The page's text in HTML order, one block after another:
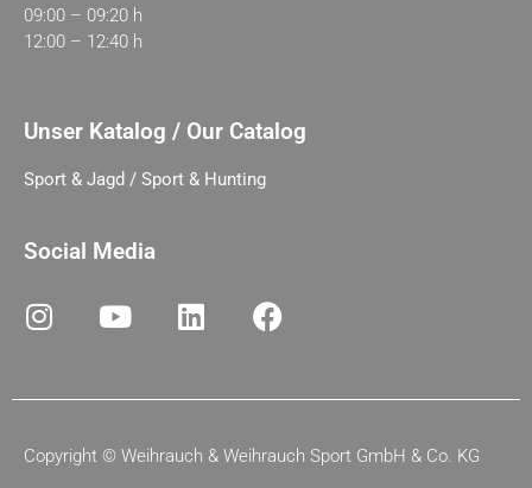
09:00 – 09:20 h
12:00 – 12:40 h
Unser Katalog / Our Catalog
Sport & Jagd / Sport & Hunting
Social Media
Copyright © Weihrauch & Weihrauch Sport GmbH & Co. KG